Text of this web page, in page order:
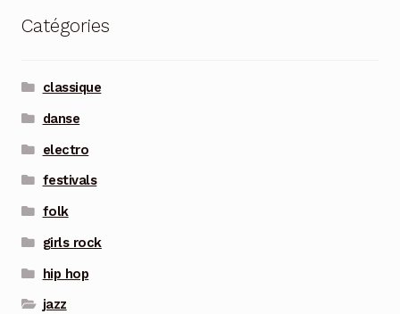
Catégories
classique
danse
electro
festivals
folk
girls rock
hip hop
jazz